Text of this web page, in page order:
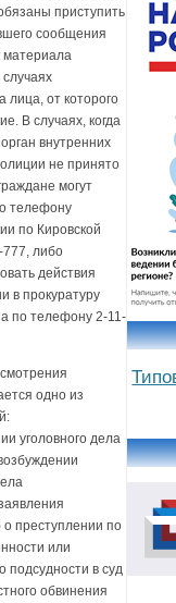
приступить
сообщения
материала
случаях
лица, от которого
В случаях, когда
внутренних
не принято
могут
телефону
по Кировской
777, либо
действия
в прокуратуру
по телефону 2-11-
одно из
уголовного дела
преступлении по
или
подсудности в суд
обвинения